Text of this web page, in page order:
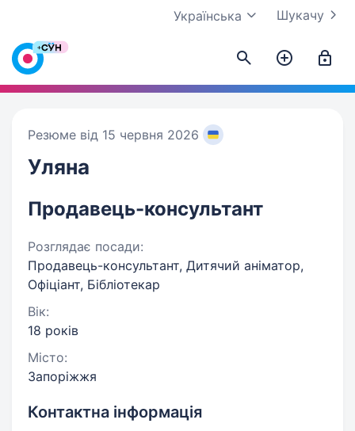
Шукачу
Українська
Резюме від 15 червня 2026
Уляна
Продавець-консультант
Розглядає посади:
Продавець-консультант, Дитячий аніматор,
Офіціант, Бібліотекар
Вік:
18 років
Місто:
Запоріжжя
Контактна інформація